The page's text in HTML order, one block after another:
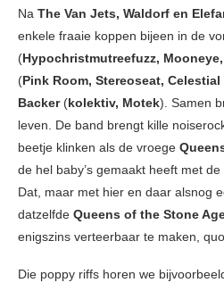
Na The Van Jets, Waldorf en
enkele fraaie koppen bijeen in de
(Hypochristmutreefuzz,
(Pink Room, Stereoseat, Celestial
Backer(kolektiv, Motek). Samen
leven. De band brengt kille
beetje klinken als de vroege
de hel baby’s gemaakt heeft met
Dat, maar met hier en daar alsnog
datzelfde Queens of the Stone
enigszins verteerbaar te maken,
Die poppy riffs horen we